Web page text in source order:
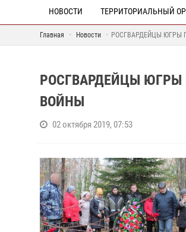
НОВОСТИ ТЕРРИТОРИАЛЬНЫЙ
Главная Новости РОСГВАРДЕЙЦЫ ЮГРЫ
РОСГВАРДЕЙЦЫ ЮГРЫ
ВОЙНЫ
02 октября 2019, 07:53